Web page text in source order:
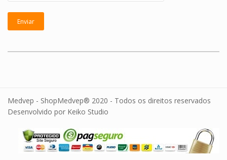
Medvep - ShopMedvep® 2020 - Todos os direitos reservados
Desenvolvido por Keiko Studio